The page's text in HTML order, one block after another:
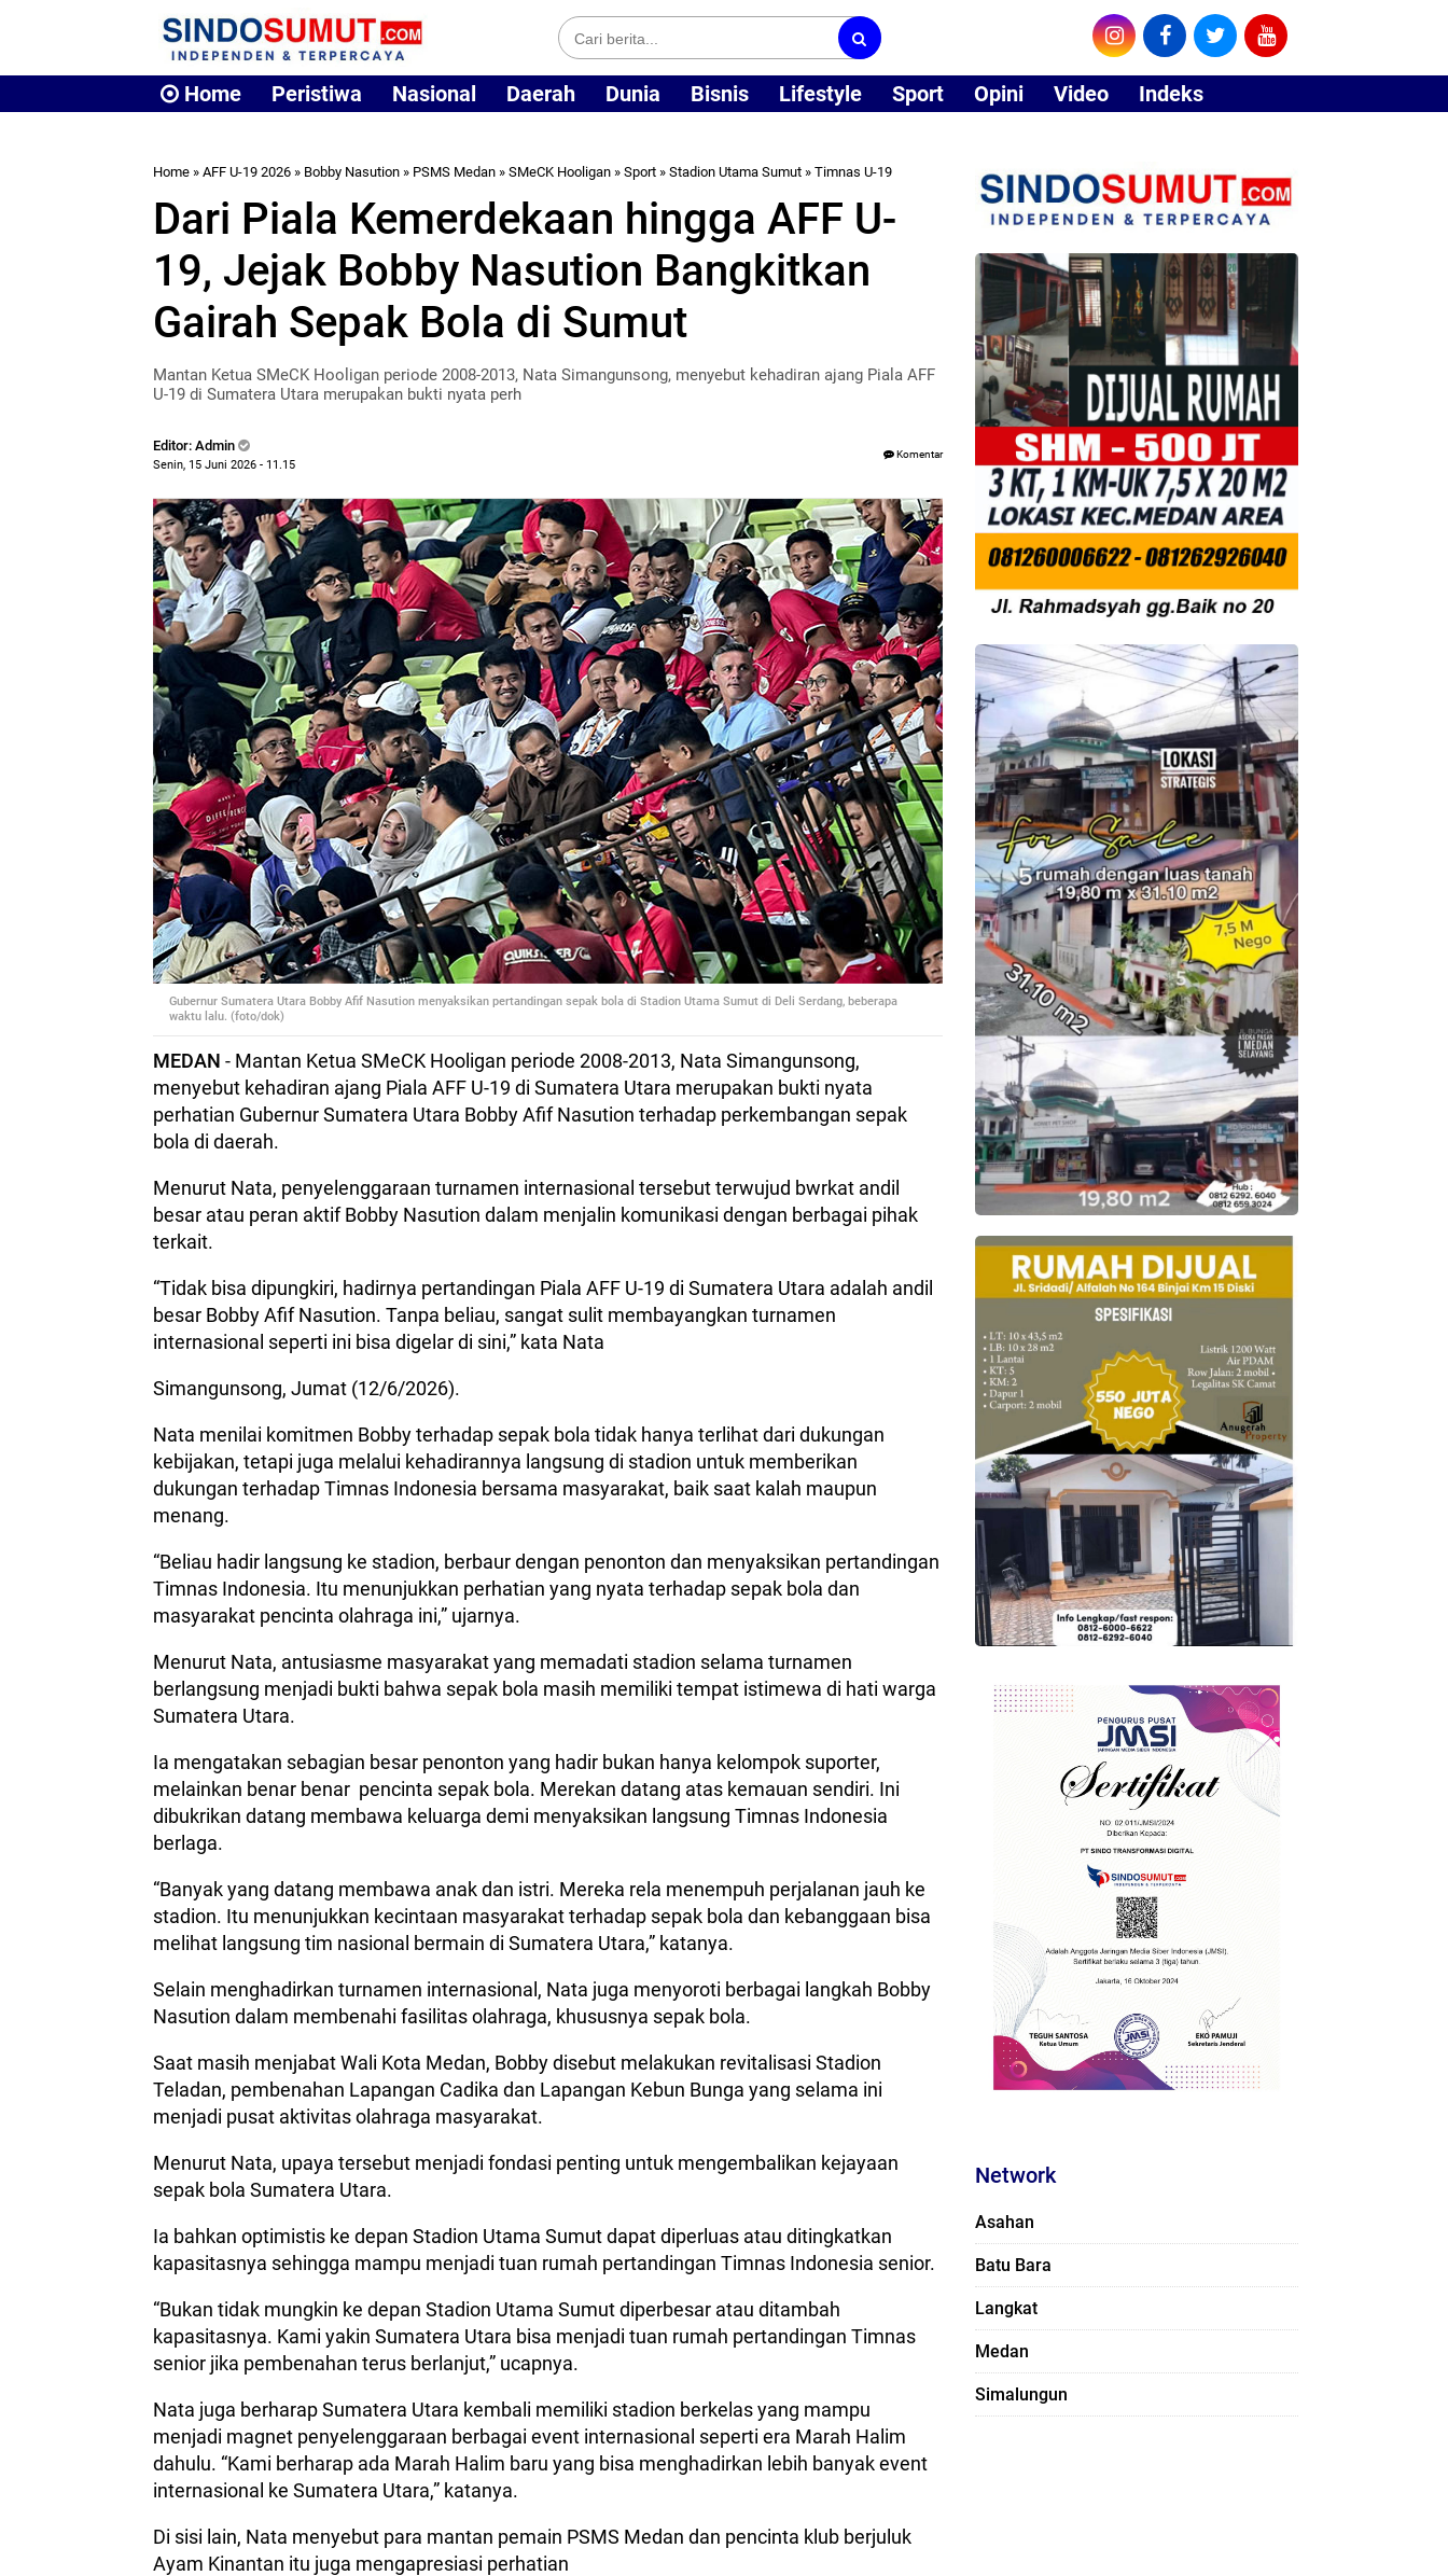
Home Peristiwa Nasional Daerah Dunia Bisnis Lifestyle Sport Opini Video Indeks
Home » AFF U-19 2026 » Bobby Nasution » PSMS Medan » SMeCK Hooligan » Sport » Stadion Utama Sumut » Timnas U-19
Dari Piala Kemerdekaan hingga AFF U-
19, Jejak Bobby Nasution Bangkitkan
Gairah Sepak Bola di Sumut
Mantan Ketua SMeCK Hooligan periode 2008-2013, Nata Simangunsong, menyebut kehadiran ajang Piala AFF
U-19 di Sumatera Utara merupakan bukti nyata perh
Editor: Admin
Senin, 15 Juni 2026 - 11.15
Komentar
Gubernur Sumatera Utara Bobby Afif Nasution menyaksikan pertandingan sepak bola di Stadion Utama Sumut di Deli Serdang, beberapa
waktu lalu. (foto/dok)
MEDAN - Mantan Ketua SMeCK Hooligan periode 2008-2013, Nata Simangunsong,
menyebut kehadiran ajang Piala AFF U-19 di Sumatera Utara merupakan bukti nyata
perhatian Gubernur Sumatera Utara Bobby Afif Nasution terhadap perkembangan sepak
bola di daerah.
Menurut Nata, penyelenggaraan turnamen internasional tersebut terwujud bwrkat andil
besar atau peran aktif Bobby Nasution dalam menjalin komunikasi dengan berbagai pihak
terkait.
“Tidak bisa dipungkiri, hadirnya pertandingan Piala AFF U-19 di Sumatera Utara adalah andil
besar Bobby Afif Nasution. Tanpa beliau, sangat sulit membayangkan turnamen
internasional seperti ini bisa digelar di sini,” kata Nata
Simangunsong, Jumat (12/6/2026).
Nata menilai komitmen Bobby terhadap sepak bola tidak hanya terlihat dari dukungan
kebijakan, tetapi juga melalui kehadirannya langsung di stadion untuk memberikan
dukungan terhadap Timnas Indonesia bersama masyarakat, baik saat kalah maupun
menang.
“Beliau hadir langsung ke stadion, berbaur dengan penonton dan menyaksikan pertandingan
Timnas Indonesia. Itu menunjukkan perhatian yang nyata terhadap sepak bola dan
masyarakat pencinta olahraga ini,” ujarnya.
Menurut Nata, antusiasme masyarakat yang memadati stadion selama turnamen
berlangsung menjadi bukti bahwa sepak bola masih memiliki tempat istimewa di hati warga
Sumatera Utara.
Ia mengatakan sebagian besar penonton yang hadir bukan hanya kelompok suporter,
melainkan benar benar pencinta sepak bola. Merekan datang atas kemauan sendiri. Ini
dibukrikan datang membawa keluarga demi menyaksikan langsung Timnas Indonesia
berlaga.
“Banyak yang datang membawa anak dan istri. Mereka rela menempuh perjalanan jauh ke
stadion. Itu menunjukkan kecintaan masyarakat terhadap sepak bola dan kebanggaan bisa
melihat langsung tim nasional bermain di Sumatera Utara,” katanya.
Selain menghadirkan turnamen internasional, Nata juga menyoroti berbagai langkah Bobby
Nasution dalam membenahi fasilitas olahraga, khususnya sepak bola.
Saat masih menjabat Wali Kota Medan, Bobby disebut melakukan revitalisasi Stadion
Teladan, pembenahan Lapangan Cadika dan Lapangan Kebun Bunga yang selama ini
menjadi pusat aktivitas olahraga masyarakat.
Menurut Nata, upaya tersebut menjadi fondasi penting untuk mengembalikan kejayaan
sepak bola Sumatera Utara.
Ia bahkan optimistis ke depan Stadion Utama Sumut dapat diperluas atau ditingkatkan
kapasitasnya sehingga mampu menjadi tuan rumah pertandingan Timnas Indonesia senior.
“Bukan tidak mungkin ke depan Stadion Utama Sumut diperbesar atau ditambah
kapasitasnya. Kami yakin Sumatera Utara bisa menjadi tuan rumah pertandingan Timnas
senior jika pembenahan terus berlanjut,” ucapnya.
Nata juga berharap Sumatera Utara kembali memiliki stadion berkelas yang mampu
menjadi magnet penyelenggaraan berbagai event internasional seperti era Marah Halim
dahulu. “Kami berharap ada Marah Halim baru yang bisa menghadirkan lebih banyak event
internasional ke Sumatera Utara,” katanya.
Di sisi lain, Nata menyebut para mantan pemain PSMS Medan dan pencinta klub berjuluk
Ayam Kinantan itu juga mengapresiasi perhatian
Network
Asahan
Batu Bara
Langkat
Medan
Simalungun